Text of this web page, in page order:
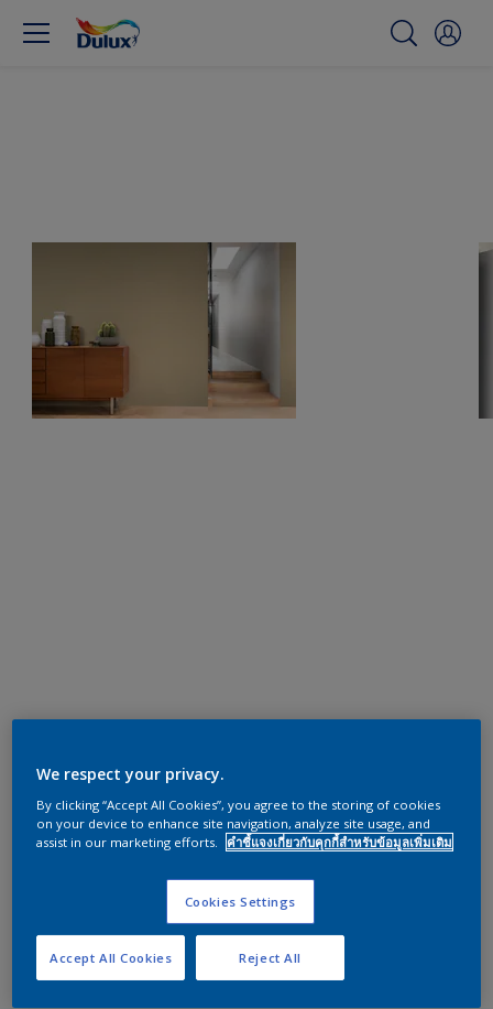
We respect your privacy.
By clicking “Accept All Cookies”, you agree to the storing of cookies
on your device to enhance site navigation, analyze site usage, and
assist in our marketing efforts.
คำชี้แจงเกี่ยวกับคุกกี้สำหรับข้อมูลเพิ่มเติม
Cookies Settings
Reject All
Accept All Cookies